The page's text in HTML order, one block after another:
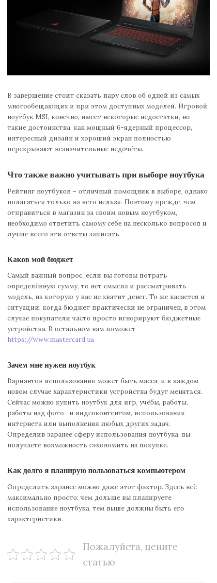
В завершение стоит сказать пару слов об одной из самых
многообещающих и при этом доступных моделей. Игровой
ноутбук MSI, конечно, имеет некоторые недостатки, но
такие достоинства, как мощный 6-ядерный процессор,
интересный дизайн и хороший экран полностью
перекрывают незначительные недочёты.
Что также важно учитывать при выборе ноутбука
Рейтинг ноутбуков – отличный помощник в выборе, однако
полагаться только на него нельзя. Поэтому прежде, чем
отправиться в магазин за своим новым ноутбуком,
необходимо ответить самому себе на несколько вопросов и
лучше всего эти ответы записать.
Каков мой бюджет
Самый важный вопрос, если вы готовы потрать
определённую сумму, то нет смысла и рассматривать
модель, на которую у вас не хватит денег. То же касается и
ситуации, когда бюджет практически не ограничен, в этом
случае покупатели часто просто игнорируют бюджетные
устройства. В остальном вам поможет
https://www.mastercard.ua
Зачем мне нужен ноутбук
Вариантов использования может быть масса, и в каждом
новом случае характеристики устройства будут меняться.
Сейчас можно купить ноутбук для игр, учёбы, работы,
работы над фото- и видеоконтентом, использования
интернета или выполнения любых других задач.
Определив заранее сферу использования ноутбука, вы
получаете возможность сэкономить на покупке.
Как долго я планирую пользоваться компьютером
Определить заранее можно даже этот фактор. Здесь всё
максимально просто: чем дольше вы планируете
использование ноутбука, тем выше должны быть его
характеристики.
Пожалуйста, цените
статью